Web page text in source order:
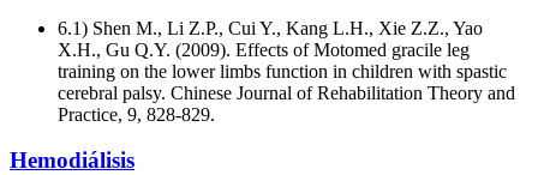
6.1) Shen M., Li Z.P., Cui Y., Kang L.H., Xie Z.Z., Yao
X.H., Gu Q.Y. (2009). Effects of Motomed gracile leg
training on the lower limbs function in children with spastic
cerebral palsy. Chinese Journal of Rehabilitation Theory and
Practice, 9, 828-829.
Hemodiálisis